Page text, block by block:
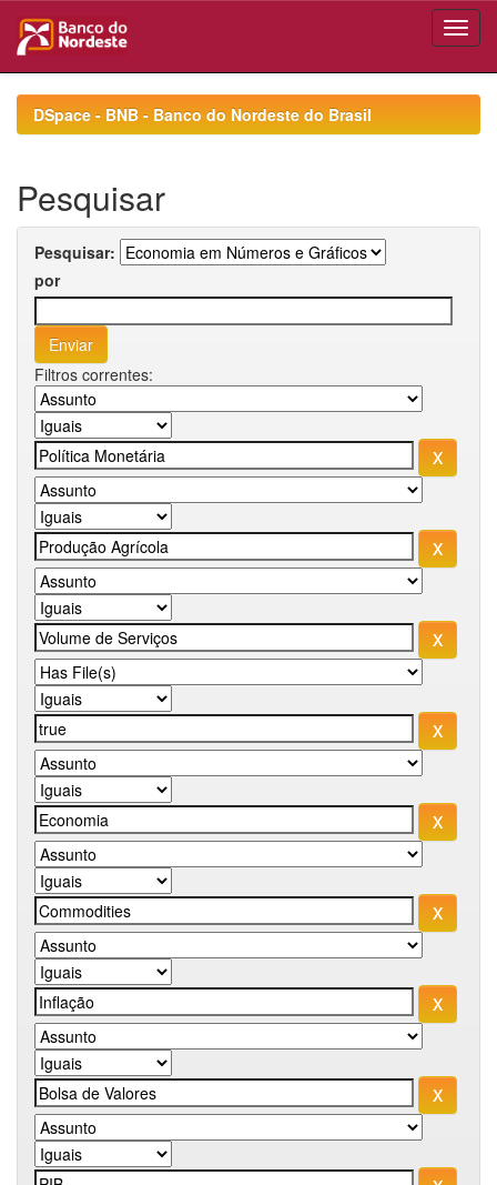
navigationDSpace - BNB - Banco do Nordeste do Brasil
Pesquisar
Pesquisar:
por
Filtros correntes: